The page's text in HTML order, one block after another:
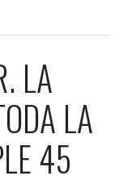
LA
LA
45